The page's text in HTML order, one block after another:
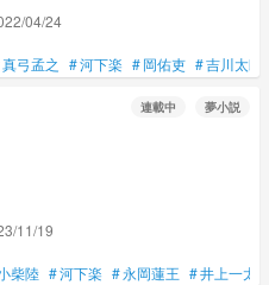
04/24
真弓孟之 #河下楽 #岡佑吏 #吉川太郎
連載中 夢小説
11/19
柴陸 #河下楽 #永岡蓮王 #井上一太